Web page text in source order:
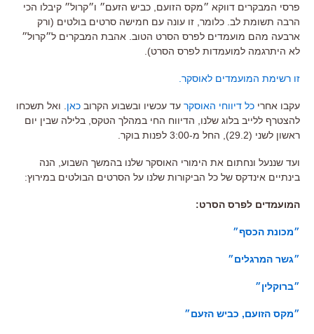
פרסי המבקרים דווקא ״מקס הזועם, כביש הזעם״ ו״קרול״ קיבלו הכי
הרבה תשומת לב. כלומר, זו עונה עם חמישה סרטים בולטים (ורק
ארבעה מהם מועמדים לפרס הסרט הטוב. אהבת המבקרים ל״קרול״
לא היתרגמה למועמדות לפרס הסרט).
זו רשימת המועמדים לאוסקר.
עקבו אחרי כל דיווחי האוסקר עד עכשיו ובשבוע הקרוב כאן . ואל תשכחו
להצטרף ללייב בלוג שלנו, הדיווח החי במהלך הטקס, בלילה שבין יום
ראשון לשני (29.2), החל מ-3:00 לפנות בוקר.
ועד שננעל ונחתום את הימורי האוסקר שלנו בהמשך השבוע, הנה
בינתיים אינדקס של כל הביקורות שלנו על הסרטים הבולטים במירוץ:
המועמדים לפרס הסרט:
״מכונת הכסף״
״גשר המרגלים״
״ברוקלין״
״מקס הזועם, כביש הזעם״